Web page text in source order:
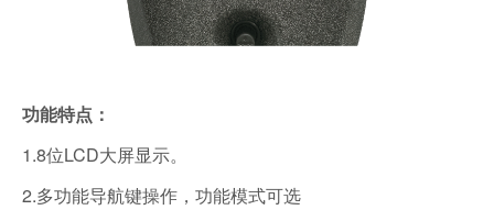
功能特点：
1.8位LCD大屏显示。
2.多功能导航键操作，功能模式可选